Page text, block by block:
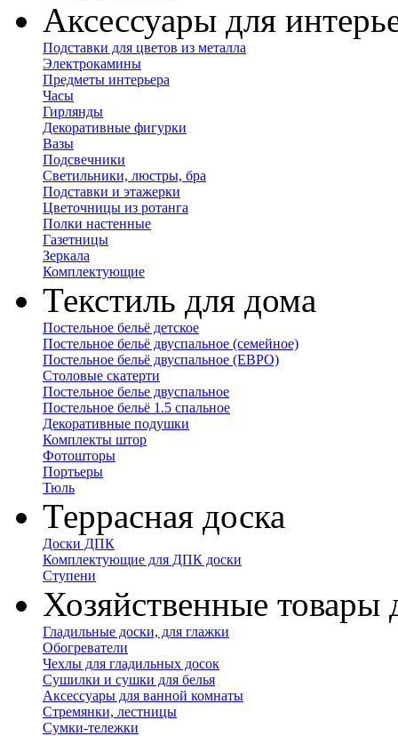
Аксессуары для
Подставки для цветов из металла
Электрокамины
Предметы интерьера
Часы
Гирлянды
Декоративные фигурки
Вазы
Подсвечники
Светильники, люстры, бра
Подставки и этажерки
Цветочницы из ротанга
Полки настенные
Газетницы
Зеркала
Комплектующие
Текстиль для дома
Постельное бельё детское
Постельное бельё двуспальное (семейное)
Постельное бельё двуспальное (ЕВРО)
Столовые скатерти
Постельное белье двуспальное
Постельное бельё 1.5 спальное
Декоративные подушки
Комплекты штор
Фотошторы
Портьеры
Тюль
Террасная доска
Доски ДПК
Комплектующие для ДПК доски
Ступени
Хозяйственные товары
Гладильные доски, для глажки
Обогреватели
Чехлы для гладильных досок
Сушилки и сушки для белья
Аксессуары для ванной комнаты
Стремянки, лестницы
Сумки-тележки